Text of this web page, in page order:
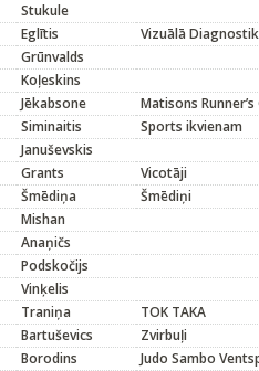
Stukule
Eglītis
Vizuālā
Grūnvalds
Koļeskins
Jēkabsone
Matisons Runner’s
Siminaitis
Sports ikvienam
Januševskis
Grants
Vicotāji
Šmēdiņa
Šmēdiņi
Mishan
Anaņičs
Podskočijs
Vinķelis
Traniņa
TOK TAKA
Bartuševics
Zvirbuļi
Borodins
Judo Sambo